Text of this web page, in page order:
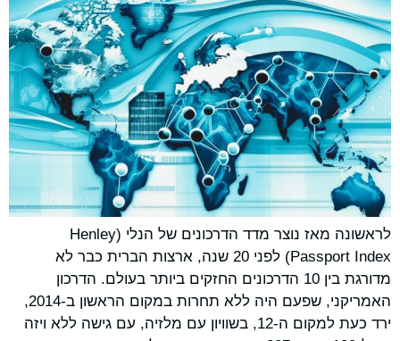
לראשונה מאז נוצר מדד הדרכונים של הנלי (Henley
Passport Index) לפני 20 שנה, ארצות הברית כבר לא
מדורגת בין 10 הדרכונים החזקים ביותר בעולם. הדרכון
האמריקני, שפעם היה ללא תחרות במקום הראשון ב-2014,
ירד כעת למקום ה-12, בשוויון עם מלזיה, עם גישה ללא ויזה